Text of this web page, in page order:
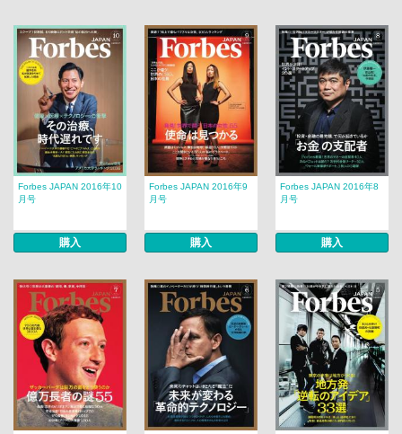
Forbes JAPAN 2016年10
月号
購入
Forbes JAPAN 2016年9
月号
購入
Forbes JAPAN 2016年8
月号
購入